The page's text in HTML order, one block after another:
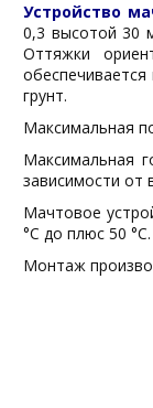
Устройство
0,3 высотой 30
Оттяжки
грунт.
Максимальная
Максимальная
зависимости от
Мачтовое
°С до плюс 50 °С.
Монтаж